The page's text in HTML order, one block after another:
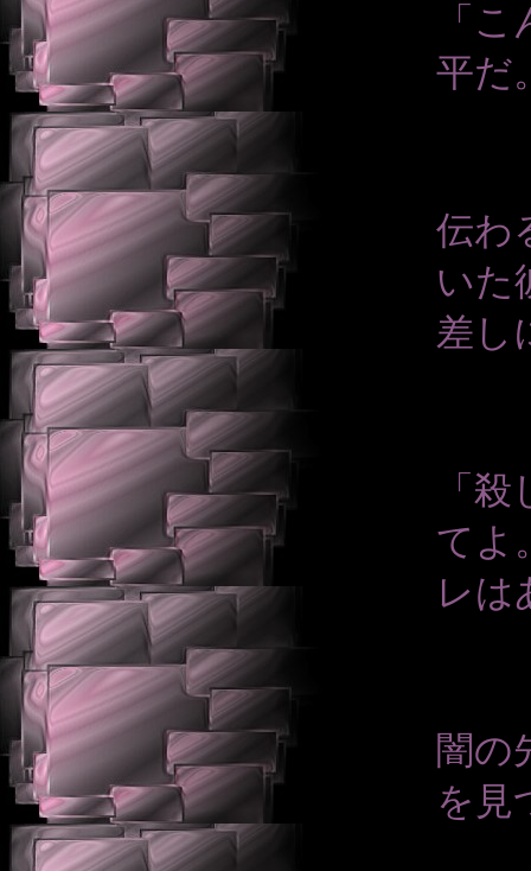
「
平だ
伝わ
いた
差し
「
てよ
レは
闇の
を見